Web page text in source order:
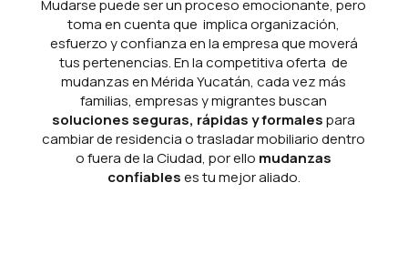
Mudarse puede ser un proceso emocionante, pero
toma en cuenta que implica organización,
esfuerzo y confianza en la empresa que moverá
tus pertenencias. En la competitiva oferta de
mudanzas en Mérida Yucatán, cada vez más
familias, empresas y migrantes buscan
soluciones seguras, rápidas y formalespara
cambiar de residencia o trasladar mobiliario dentro
o fuera de la Ciudad, por ello mudanzas
confiableses tu mejor aliado.